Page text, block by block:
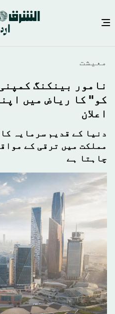
main
content
معيشت
نامور بینکنگ
کو" کا ریاض میں
اعلان
دنیا کے قدیم سرمایہ
مملکت میں ترقی کے
چاہتا ہے